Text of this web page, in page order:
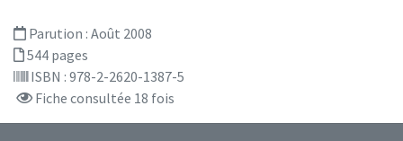
Parution : Août 2008
544 pages
ISBN : 978-2-2620-1387-5
Fiche consultée 18 fois